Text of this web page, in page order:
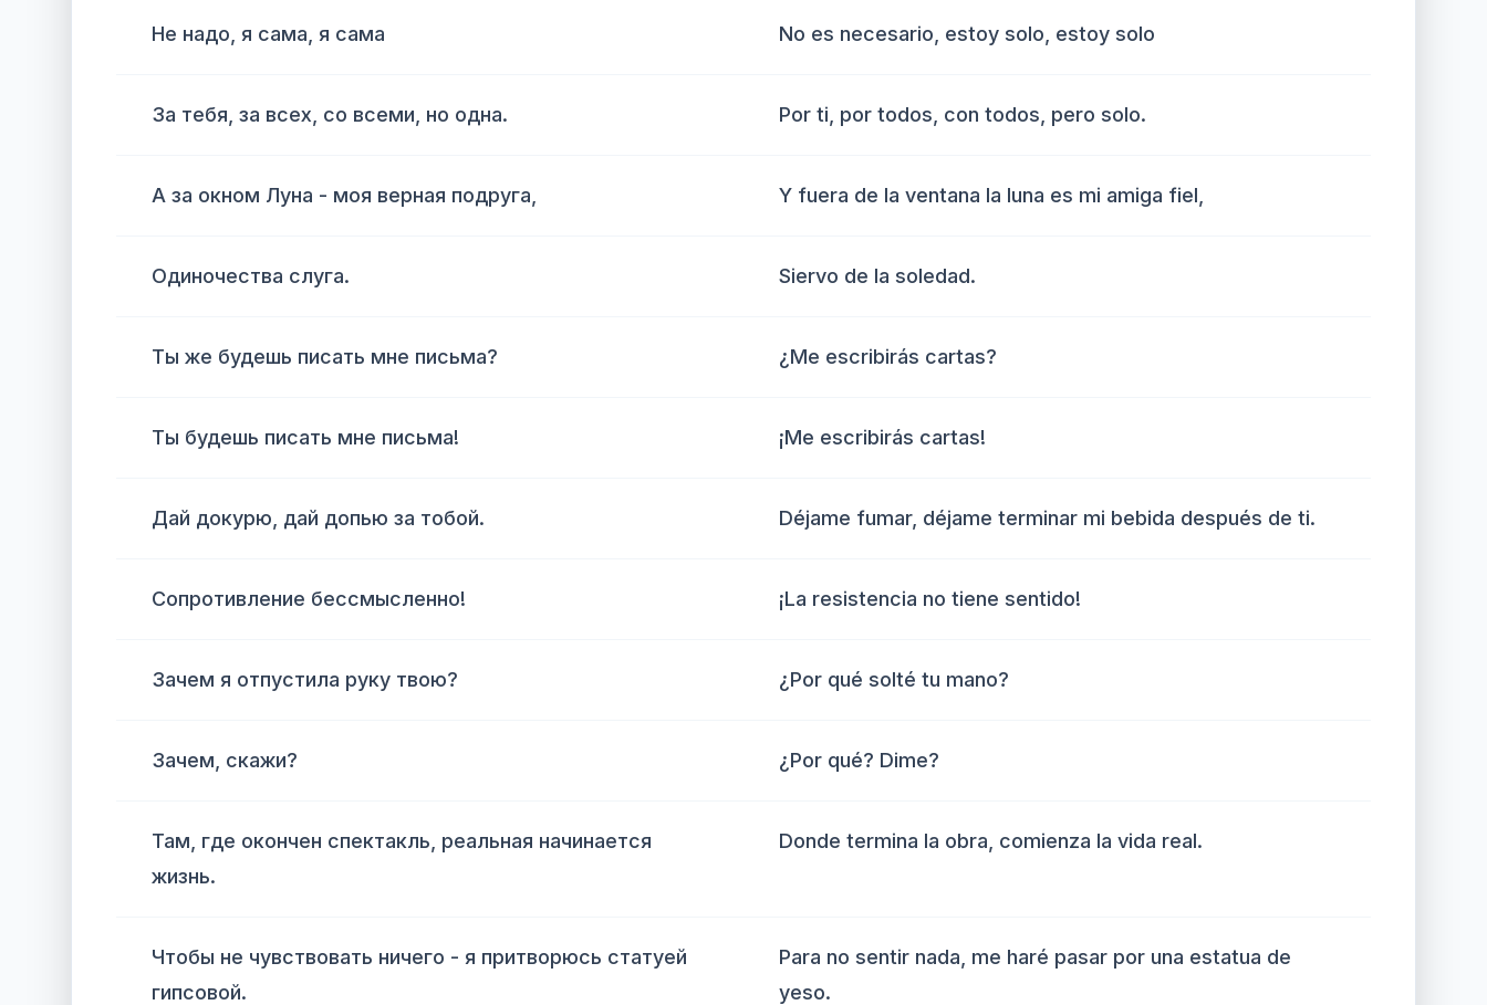
Не надо, я сама, я сама No es necesario, estoy solo, estoy solo
За тебя, за всех, со всеми, но одна. Por ti, por todos, con todos, pero solo.
А за окном Луна - моя верная подруга, Y fuera de la ventana la luna es mi amiga fiel,
Одиночества слуга. Siervo de la soledad.
Ты же будешь писать мне письма? ¿Me escribirás cartas?
Ты будешь писать мне письма! ¡Me escribirás cartas!
Дай докурю, дай допью за тобой. Déjame fumar, déjame terminar mi bebida después de ti.
Сопротивление бессмысленно! ¡La resistencia no tiene sentido!
Зачем я отпустила руку твою? ¿Por qué solté tu mano?
Зачем, скажи? ¿Por qué? Dime?
Там, где окончен спектакль, реальная начинается
жизнь.
Donde termina la obra, comienza la vida real.
Чтобы не чувствовать ничего - я притворюсь статуей
гипсовой.
Para no sentir nada, me haré pasar por una estatua de
yeso.